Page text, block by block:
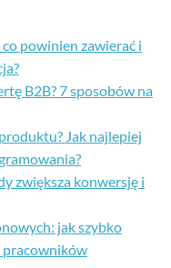
powinien zawierać i
B2B? 7 sposobów na
Jak najlepiej
zwiększa konwersję i
jak szybko
pracowników